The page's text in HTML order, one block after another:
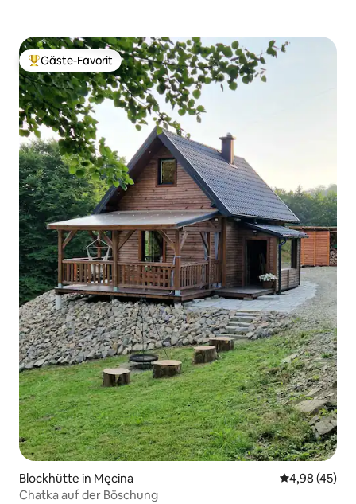
Beliebter Gäste-Favorit.
Gäste-Favorit
Blockhütte in Męcina
4,98 (45)
Chatka auf der Böschung